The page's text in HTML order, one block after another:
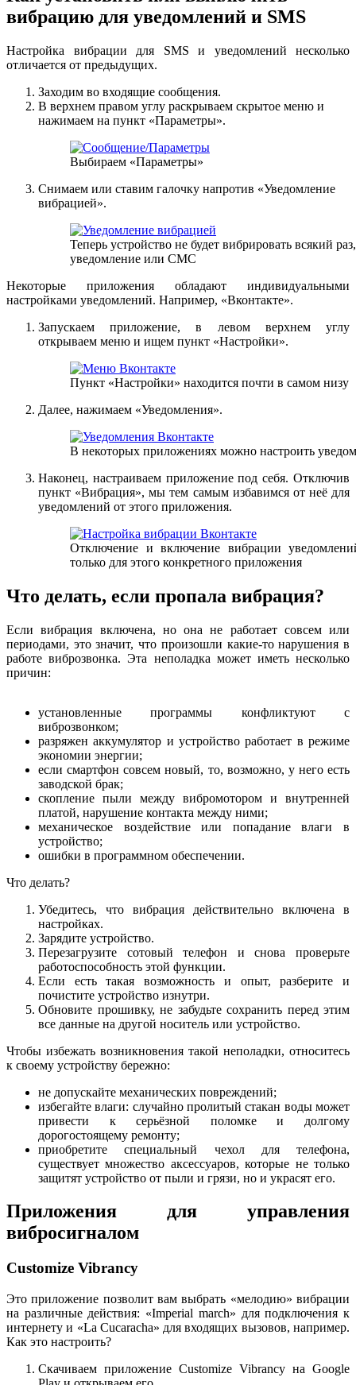
вибрацию для уведомлений и SMS
Настройка вибрации для SMS и уведомлений несколько
отличается от предыдущих.
Заходим во входящие сообщения.
В верхнем правом углу раскрываем скрытое меню и
нажимаем на пункт «Параметры».
Выбираем «Параметры»
Снимаем или ставим галочку напротив «Уведомление
вибрацией».
Теперь устройство не будет вибрировать всякий
уведомление или СМС
Некоторые приложения обладают индивидуальными
настройками уведомлений. Например, «Вконтакте».
Запускаем приложение, в левом верхнем углу
открываем меню и ищем пункт «Настройки».
Пункт «Настройки» находится почти в самом низу
Далее, нажимаем «Уведомления».
В некоторых приложениях можно настроить
Наконец, настраиваем приложение под себя. Отключив
пункт «Вибрация», мы тем самым избавимся от неё для
уведомлений от этого приложения.
Отключение и включение вибрации
только для этого конкретного приложения
Что делать, если пропала вибрация?
Если вибрация включена, но она не работает совсем или
периодами, это значит, что произошли какие-то нарушения в
работе виброзвонка. Эта неполадка может иметь несколько
причин:
установленные программы конфликтуют с
виброзвонком;
разряжен аккумулятор и устройство работает в режиме
экономии энергии;
если смартфон совсем новый, то, возможно, у него есть
заводской брак;
скопление пыли между вибромотором и внутренней
платой, нарушение контакта между ними;
механическое воздействие или попадание влаги в
устройство;
ошибки в программном обеспечении.
Что делать?
Убедитесь, что вибрация действительно включена в
настройках.
Зарядите устройство.
Перезагрузите сотовый телефон и снова проверьте
работоспособность этой функции.
Если есть такая возможность и опыт, разберите и
почистите устройство изнутри.
Обновите прошивку, не забудьте сохранить перед этим
все данные на другой носитель или устройство.
Чтобы избежать возникновения такой неполадки, относитесь
к своему устройству бережно:
не допускайте механических повреждений;
избегайте влаги: случайно пролитый стакан воды может
привести к серьёзной поломке и долгому
дорогостоящему ремонту;
приобретите специальный чехол для телефона,
существует множество аксессуаров, которые не только
защитят устройство от пыли и грязи, но и украсят его.
Приложения для управления
вибросигналом
Customize Vibrancy
Это приложение позволит вам выбрать «мелодию» вибрации
на различные действия: «Imperial march» для подключения к
интернету и «La Cucaracha» для входящих вызовов, например.
Как это настроить?
Скачиваем приложение Customize Vibrancy на Google